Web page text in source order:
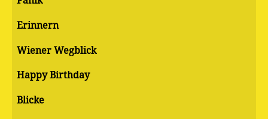
Erinnern
Wiener Wegblick
Happy Birthday
Blicke